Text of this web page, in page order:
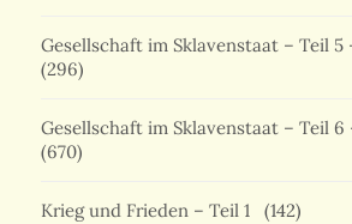
Gesellschaft im Sklavenstaat – Teil
(296)
Gesellschaft im Sklavenstaat – Teil
(670)
Krieg und Frieden – Teil 1 (142)